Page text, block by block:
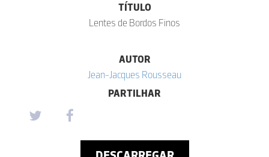
TÍTULO
Lentes de Bordos Finos
AUTOR
Jean-Jacques Rousseau
PARTILHAR